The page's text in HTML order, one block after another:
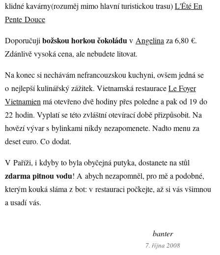
klidné kavárny(rozuměj mimo hlavní turistickou trasu)L'Été En
Pente Douce
Doporučuji božskou horkou čokoláduv Angelina za 6,80 €.
Zdánlivě vysoká cena, ale nebudete litovat.
Na konec si nechávám nefrancouzskou kuchyni, ovšem jedná se
o nejlepší kulinářský zážitek. Vietnamská restauraceLe Foyer
Vietnamien má otevřeno dvě hodiny přes poledne a pak od 19 do
22 hodin. Vyplatí se této zvláštní otevírací době přizpůsobit. Na
hovězí vývar s bylinkami nikdy nezapomenete. Nadto menu za
deset euro. Co dodat.
V Paříži, i kdyby to byla obyčejná putyka, dostanete na stůl
zdarma pitnou vodu! A abych nezapomněl, pro mě a podobné,
kterým kouká sláma z bot: v restauraci počkejte, až si vás všimnou
a usadí vás.
banter
7. října 2008